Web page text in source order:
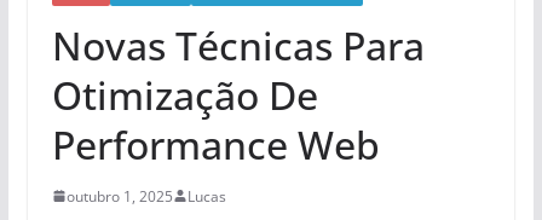
Novas Técnicas Para
Otimização De
Performance Web
outubro 1, 2025 Lucas